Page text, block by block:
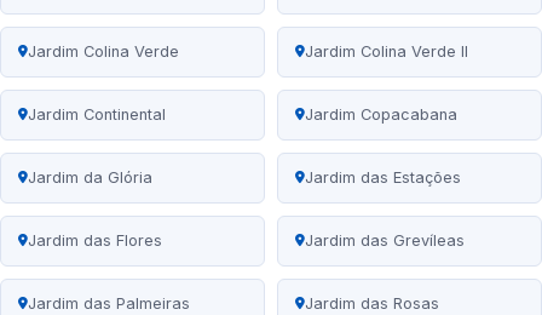
Jardim Colina Verde Jardim Colina Verde II
Jardim Continental Jardim Copacabana
Jardim da Glória Jardim das Estações
Jardim das Flores Jardim das Grevíleas
Jardim das Palmeiras Jardim das Rosas